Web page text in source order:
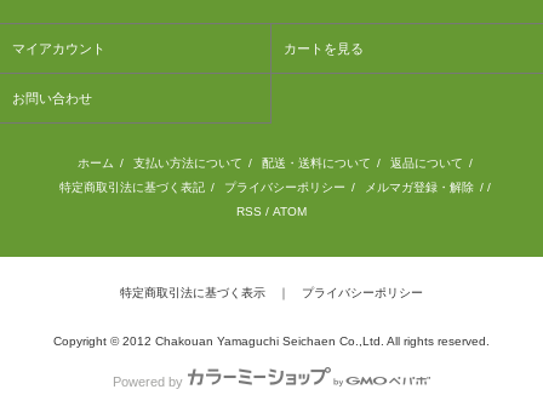
マイアカウント カートを見る
お問い合わせ
ホーム / 支払い方法について / 配送・送料について / 返品について /
特定商取引法に基づく表記 / プライバシーポリシー / メルマガ登録・解除 / /
RSS / ATOM
特定商取引法に基づく表示 ｜ プライバシーポリシー
Copyright © 2012 Chakouan Yamaguchi Seichaen Co.,Ltd. All rights reserved.
Powered by